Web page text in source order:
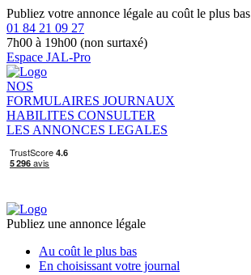
Publiez votre annonce légale au coût le plus bas
01 84 21 09 27
7h00 à 19h00 (non surtaxé)
Espace JAL-Pro
NOS
FORMULAIRES JOURNAUX
HABILITES CONSULTER
LES ANNONCES LEGALES
Publiez une annonce légale
Au coût le plus bas
En choisissant votre journal